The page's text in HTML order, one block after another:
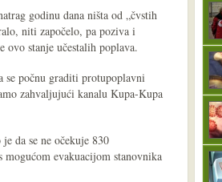
godinu dana ništa od „čvstih
niti započelo, pa poziva i
ovo stanje učestalih poplava.
se počnu graditi protupoplavni
zahvaljujući kanalu Kupa-Kupa
da se ne očekuje 830
mogućom evakuacijom stanovnika